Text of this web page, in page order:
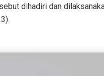
dihadiri dan